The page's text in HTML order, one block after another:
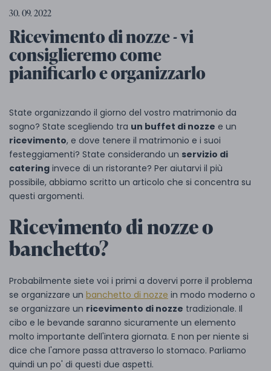
30. 09. 2022
Ricevimento di nozze - vi
consiglieremo come
pianificarlo e organizzarlo
State organizzando il giorno del vostro matrimonio da
sogno? State scegliendo tra un buffet di nozze e un
ricevimento, e dove tenere il matrimonio e i suoi
festeggiamenti? State considerando un servizio di
catering invece di un ristorante? Per aiutarvi il più
possibile, abbiamo scritto un articolo che si concentra su
questi argomenti.
Ricevimento di nozze o
banchetto?
Probabilmente siete voi i primi a dovervi porre il problema
se organizzare un banchetto di nozze in modo moderno o
se organizzare un ricevimento di nozze tradizionale. Il
cibo e le bevande saranno sicuramente un elemento
molto importante dell'intera giornata. E non per niente si
dice che l'amore passa attraverso lo stomaco. Parliamo
quindi un po' di questi due aspetti.